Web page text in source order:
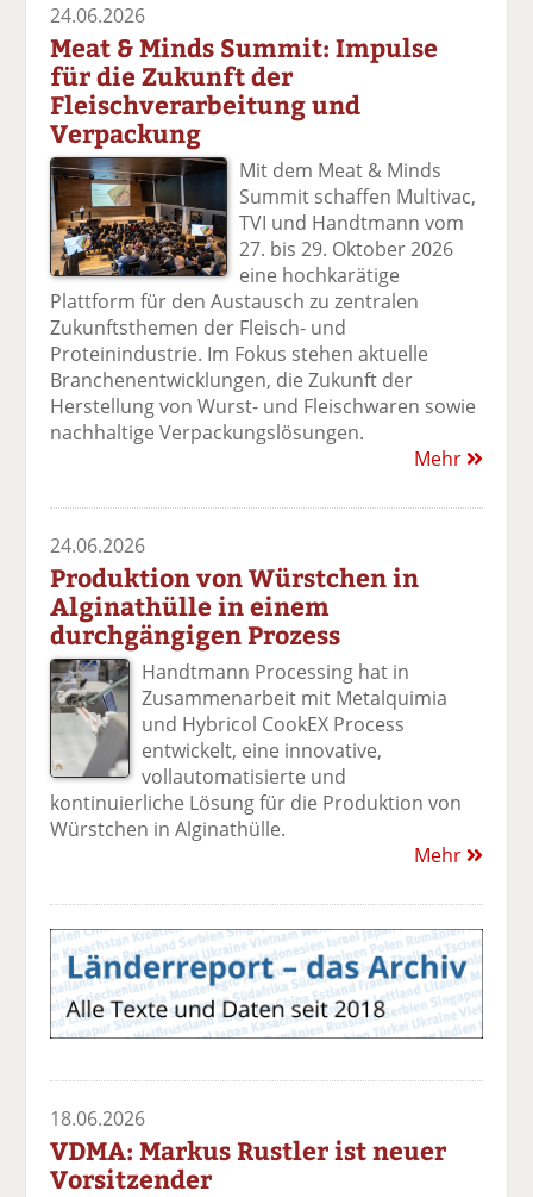
24.06.2026
Meat & Minds Summit: Impulse
für die Zukunft der
Fleischverarbeitung und
Verpackung
Mit dem Meat & Minds
Summit schaffen Multivac,
TVI und Handtmann vom
27. bis 29. Oktober 2026
eine hochkarätige
Plattform für den Austausch zu zentralen
Zukunftsthemen der Fleisch- und
Proteinindustrie. Im Fokus stehen aktuelle
Branchenentwicklungen, die Zukunft der
Herstellung von Wurst- und Fleischwaren sowie
nachhaltige Verpackungslösungen.
Mehr
24.06.2026
Produktion von Würstchen in
Alginathülle in einem
durchgängigen Prozess
Handtmann Processing hat in
Zusammenarbeit mit Metalquimia
und Hybricol CookEX Process
entwickelt, eine innovative,
vollautomatisierte und
kontinuierliche Lösung für die Produktion von
Würstchen in Alginathülle.
Mehr
18.06.2026
VDMA: Markus Rustler ist neuer
Vorsitzender